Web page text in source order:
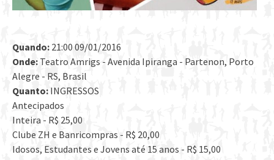
Quando: 21:00 09/01/2016
Onde: Teatro Amrigs - Avenida Ipiranga - Partenon, Porto
Alegre - RS, Brasil
Quanto: INGRESSOS
Antecipados
Inteira - R$ 25,00
Clube ZH e Banricompras - R$ 20,00
Idosos, Estudantes e Jovens até 15 anos - R$ 15,00